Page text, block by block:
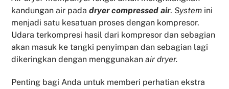
kandungan air padadryer compressed air.System ini
menjadi satu kesatuan proses dengan kompresor.
Udara terkompresi hasil dari kompresor dan sebagian
akan masuk ke tangki penyimpan dan sebagian lagi
dikeringkan dengan menggunakanair dryer.
Penting bagi Anda untuk memberi perhatian ekstra